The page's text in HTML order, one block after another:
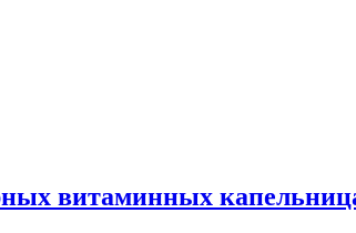
витаминных